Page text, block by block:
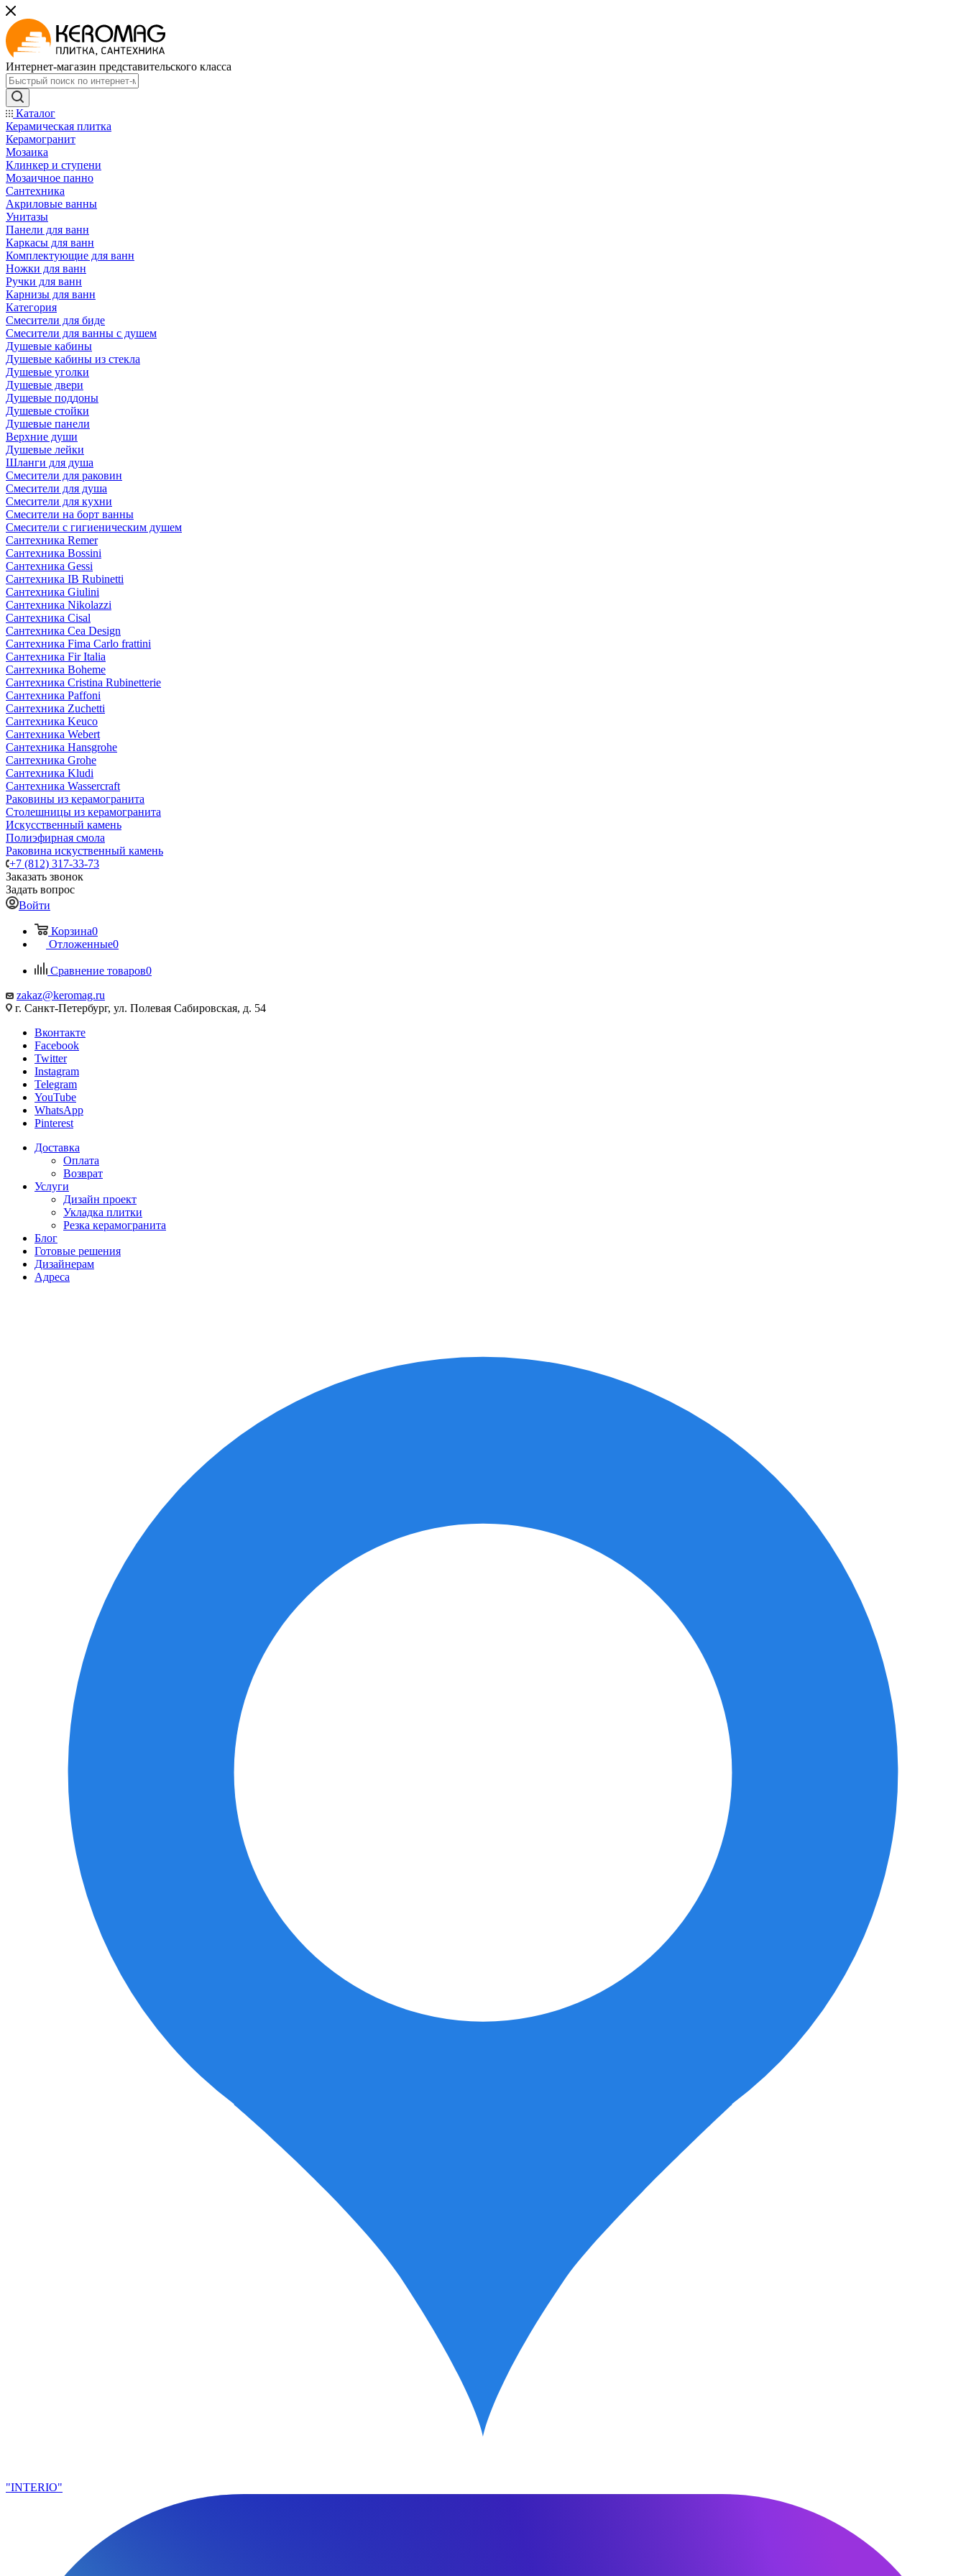
Интернет-магазин представительского класса
Каталог
Керамическая плитка
Керамогранит
Мозаика
Клинкер и ступени
Мозаичное панно
Сантехника
Акриловые ванны
Унитазы
Панели для ванн
Каркасы для ванн
Комплектующие для ванн
Ножки для ванн
Ручки для ванн
Карнизы для ванн
Категория
Смесители для биде
Смесители для ванны с душем
Душевые кабины
Душевые кабины из стекла
Душевые уголки
Душевые двери
Душевые поддоны
Душевые стойки
Душевые панели
Верхние души
Душевые лейки
Шланги для душа
Смесители для раковин
Смесители для душа
Смесители для кухни
Смесители на борт ванны
Смесители с гигиеническим душем
Сантехника Remer
Сантехника Bossini
Сантехника Gessi
Сантехника IB Rubinetti
Сантехника Giulini
Сантехника Nikolazzi
Сантехника Cisal
Сантехника Cea Design
Сантехника Fima Carlo frattini
Сантехника Fir Italia
Сантехника Boheme
Сантехника Cristina Rubinetterie
Сантехника Paffoni
Сантехника Zuchetti
Сантехника Keuco
Сантехника Webert
Сантехника Hansgrohe
Сантехника Grohe
Сантехника Kludi
Сантехника Wassercraft
Раковины из керамогранита
Столешницы из керамогранита
Искусственный камень
Полиэфирная смола
Раковина искуственный камень
+7 (812) 317-33-73
Заказать звонок
Задать вопрос
Войти
Корзина0
Отложенные0
Сравнение товаров0
zakaz@keromag.ru
г. Санкт-Петербург, ул. Полевая Сабировская, д. 54
Вконтакте
Facebook
Twitter
Instagram
Telegram
YouTube
WhatsApp
Pinterest
Доставка
Оплата
Возврат
Услуги
Дизайн проект
Укладка плитки
Резка керамогранита
Блог
Готовые решения
Дизайнерам
Адреса
"INTERIO"